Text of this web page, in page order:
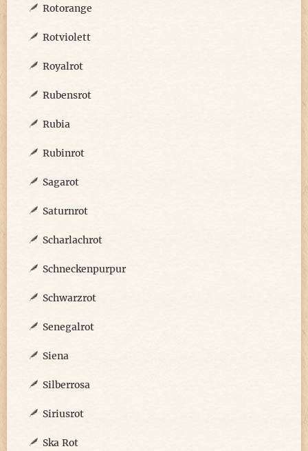
Rotorange
Rotviolett
Royalrot
Rubensrot
Rubia
Rubinrot
Sagarot
Saturnrot
Scharlachrot
Schneckenpurpur
Schwarzrot
Senegalrot
Siena
Silberrosa
Siriusrot
Ska Rot